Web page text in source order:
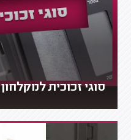
סוגי זכוכית למקלחון